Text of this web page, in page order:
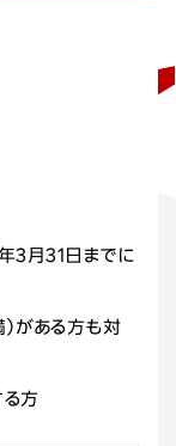
3月31日までに
がある方も対
る方